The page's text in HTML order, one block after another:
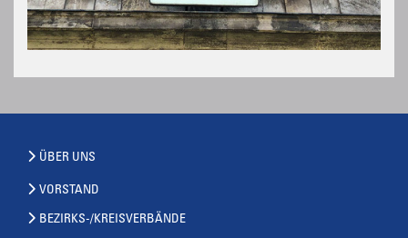
ÜBER UNS
VORSTAND
BEZIRKS-/KREISVERBÄNDE